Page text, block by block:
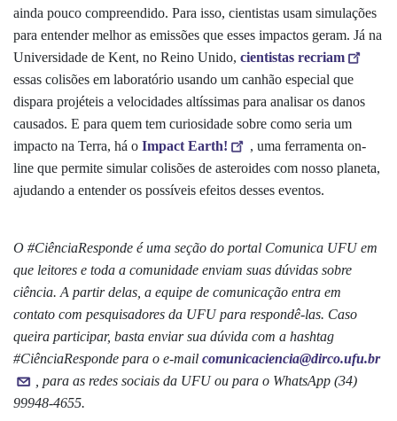
ainda pouco compreendido. Para isso, cientistas usam simulações
para entender melhor as emissões que esses impactos geram. Já na
Universidade de Kent, no Reino Unido, cientistas recriam
essas colisões em laboratório usando um canhão especial que
dispara projéteis a velocidades altíssimas para analisar os danos
causados. E para quem tem curiosidade sobre como seria um
impacto na Terra, há o Impact Earth!
, uma ferramenta on-
line que permite simular colisões de asteroides com nosso planeta,
ajudando a entender os possíveis efeitos desses eventos.
O #CiênciaResponde é uma seção do portal Comunica UFU em
que leitores e toda a comunidade enviam suas dúvidas sobre
ciência. A partir delas, a equipe de comunicação entra em
contato com pesquisadores da UFU para respondê-las. Caso
queira participar, basta enviar sua dúvida com a hashtag
#CiênciaResponde para o e-mail comunicaciencia@dirco.ufu.br
, para as redes sociais da UFU ou para o WhatsApp (34)
99948-4655.